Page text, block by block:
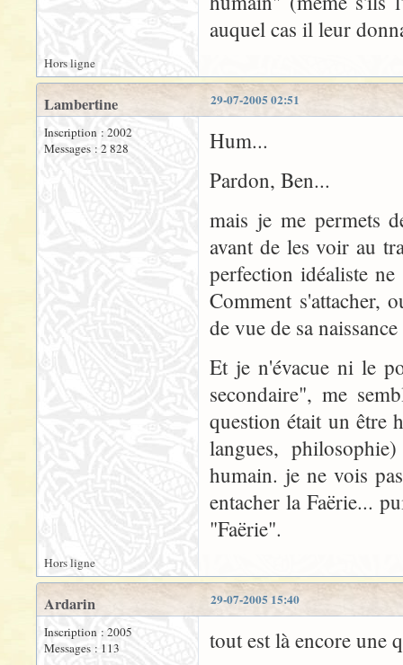
auquel cas il leur
Hors ligne
29-07-2005 02:51
Lambertine
Inscription : 2002
Messages : 2 828
Hum...
Pardon, Ben...
mais je me permets
avant de les voir au
perfection idéaliste
Comment s'attacher,
de vue de sa naissance
Et je n'évacue ni le
secondaire", me
question était un être
langues,
humain. je ne vois
entacher la Faërie...
"Faërie".
Hors ligne
29-07-2005 15:40
Ardarin
Inscription : 2005
Messages : 113
tout est là encore une